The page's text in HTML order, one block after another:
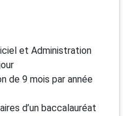
et Administration
de 9 mois par année
d’un baccalauréat